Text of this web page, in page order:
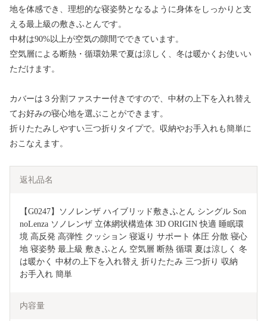
地を体感でき、理想的な寝姿勢となるように身体をしっかりと支
える最上級の敷きふとんです。
中材は90%以上が空気の隙間でできています。
空気層による断熱・循環効果で夏は涼しく、冬は暖かくお使いい
ただけます。
カバーは３分割ファスナー付きですので、中材の上下を入れ替え
てお好みの寝心地を選ぶことができます。
折りたたみしやすい三つ折りタイプで。収納やお手入れも簡単に
おこなえます。
返礼品名
【G0247】ソノレンザ ハイブリッド敷きふとん シングル Son
noLenza ソノレンザ 立体網状構造体 3D ORIGIN 快適 睡眠環
境 高反発 高弾性 クッション 寝返り サポート 体圧 分散 寝心
地 寝姿勢 最上級 敷きふとん 空気層 断熱 循環 夏は涼しく 冬
は暖かく 中材の上下を入れ替え 折りたたみ 三つ折り 収納
お手入れ 簡単
内容量